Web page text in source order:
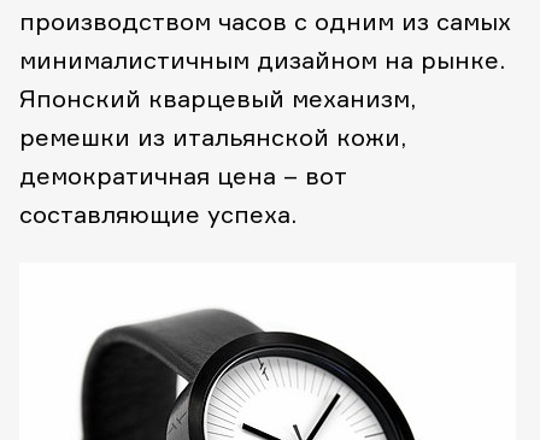
производством часов с одним из самых
минималистичным дизайном на рынке.
Японский кварцевый механизм,
ремешки из итальянской кожи,
демократичная цена – вот
составляющие успеха.